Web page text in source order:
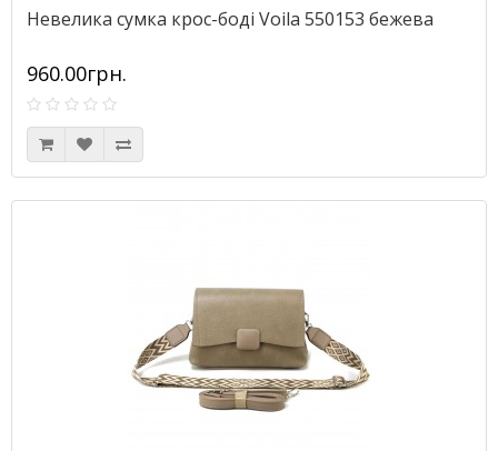
Невелика сумка крос-боді Voila 550153 бежева
960.00грн.